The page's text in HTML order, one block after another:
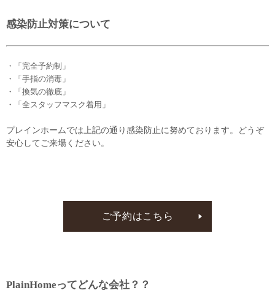
感染防止対策について
・「完全予約制」
・「手指の消毒」
・「換気の徹底」
・「全スタッフマスク着用」
プレインホームでは上記の通り感染防止に努めております。どうぞ
安心してご来場ください。
ご予約はこちら
PlainHomeってどんな会社？？